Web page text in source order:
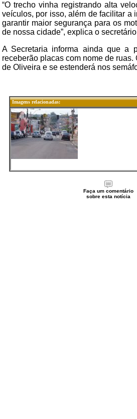
“O trecho vinha registrando alta
veículos, por isso, além de facilitar a
garantir maior segurança para os
de nossa cidade”, explica o
A Secretaria informa ainda que a
receberão placas com nome de
de Oliveira e se estenderá nos
Imagens relacionadas:
Faça um comentário
sobre esta notícia